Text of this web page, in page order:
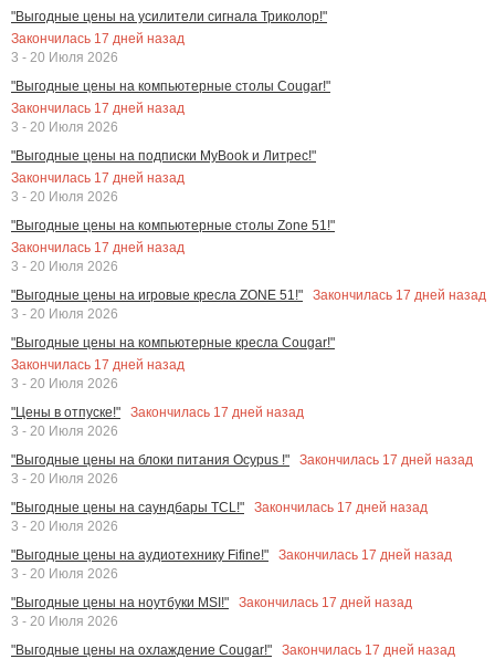
"Выгодные цены на усилители сигнала Триколор!"
Закончилась 17 дней назад
3 - 20 Июля 2026
"Выгодные цены на компьютерные столы Cougar!"
Закончилась 17 дней назад
3 - 20 Июля 2026
"Выгодные цены на подписки MyBook и Литрес!"
Закончилась 17 дней назад
3 - 20 Июля 2026
"Выгодные цены на компьютерные столы Zone 51!"
Закончилась 17 дней назад
3 - 20 Июля 2026
"Выгодные цены на игровые кресла ZONE 51!"
Закончилась 17 дней назад
3 - 20 Июля 2026
"Выгодные цены на компьютерные кресла Cougar!"
Закончилась 17 дней назад
3 - 20 Июля 2026
"Цены в отпуске!"
Закончилась 17 дней назад
3 - 20 Июля 2026
"Выгодные цены на блоки питания Ocypus !"
Закончилась 17 дней назад
3 - 20 Июля 2026
"Выгодные цены на саундбары TCL!"
Закончилась 17 дней назад
3 - 20 Июля 2026
"Выгодные цены на аудиотехнику Fifine!"
Закончилась 17 дней назад
3 - 20 Июля 2026
"Выгодные цены на ноутбуки MSI!"
Закончилась 17 дней назад
3 - 20 Июля 2026
"Выгодные цены на охлаждение Cougar!"
Закончилась 17 дней назад